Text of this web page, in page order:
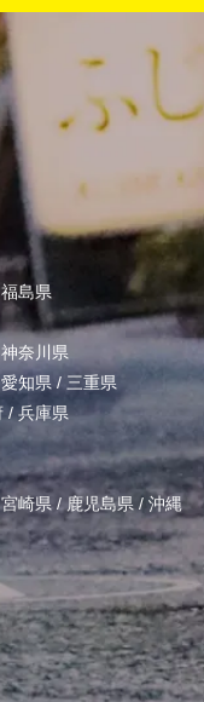
福島県
神奈川県
愛知県 / 三重県
/兵庫県
宮崎県 /鹿児島県 / 沖縄